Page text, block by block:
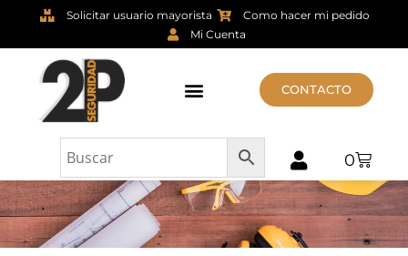
Solicitar usuario mayorista
Como hacer mi pedido
Mi Cuenta
CONTACTO
0